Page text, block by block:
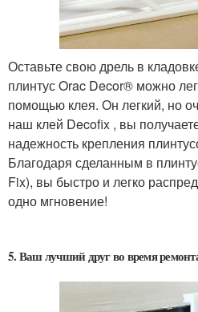
Оставьте свою дрель в
плинтус Orac Decor® можно
помощью клея. Он легкий, но
наш клей Decofix , вы
надежность крепления
Благодаря сделанным в
Fix), вы быстро и легко
одно мгновение!
5. Ваш лучший друг во время